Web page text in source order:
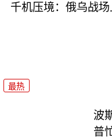
千机压境：俄乌战
最热
波
普